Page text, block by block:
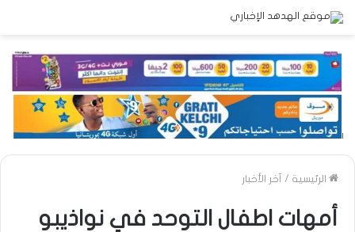
الرئيسية / آخر الأخبار
أمهات اطفال التوحد في نواذيبو